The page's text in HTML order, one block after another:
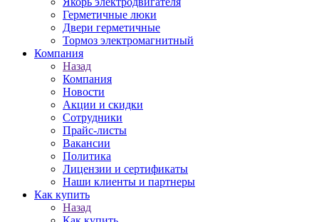
Герметичные люки
Двери герметичные
Тормоз электромагнитный
Компания
Назад
Компания
Новости
Акции и скидки
Сотрудники
Прайс-листы
Вакансии
Политика
Лицензии и сертификаты
Наши клиенты и партнеры
Как купить
Назад